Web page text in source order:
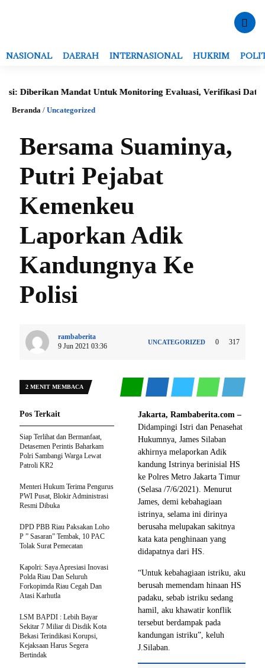
NASIONAL DAERAH INTERNASIONAL HUKRIM
Mandat Untuk Monitoring Evaluasi, Verifikasi Data
Beranda / Uncategorized
Bersama Suaminya,
Putri Pejabat
Kemenkeu
Laporkan Adik
Kandungnya Ke
Polisi
rambaberita
9 Jun 2021 03:36
UNCATEGORIZED 0 317
2 MENIT MEMBACA
Jakarta, Rambaberita.com –
Didampingi Istri dan Penasehat
Hukumnya, James Silaban
akhirnya melaporkan Adik
kandung Istrinya berinisial HS
ke Polres Metro Jakarta Timur
(Selasa /7/6/2021). Menurut
James, demi kebahagiaan
istrinya, selama ini dirinya
berusaha melupakan sakitnya
kata kata penghinaan yang
didapatnya dari HS.
“Untuk kebahagiaan istriku, aku
berusah memendam hinaan HS
padaku, sebab istriku sedang
hamil, aku khawatir konflik
tersebut berdampak pada
kandungan istriku”, keluh
J.Silaban.
Pos Terkait
Siap Terlihat dan Bermanfaat,
Detasemen Perintis Baharkam
Polri Sambangi Warga Lewat
Patroli KR2
Menteri Hukum Terima Pengurus
PWI Pusat, Blokir Administrasi
Resmi Dibuka
DPD PBB Riau Paksakan Loho
P ” Sasaran” Tembak, 10 PAC
Tolak Surat Pemecatan
Kapolri: Saya Apresiasi Inovasi
Polda Riau Dan Seluruh
Forkopimda Riau Cegah Dan
Atasi Karhutla
LSM BAPDI : Lebih Bayar
Sekitar 7 Miliar di Disdik Kota
Bekasi Terindikasi Korupsi,
Kejaksaan Harus Segera
Bertindak